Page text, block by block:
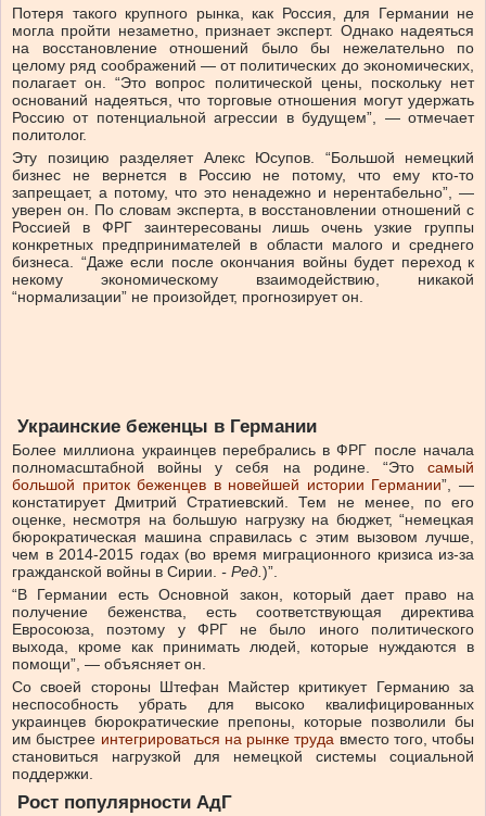
Потеря такого крупного рынка, как Россия, для Германии не
могла пройти незаметно, признает эксперт. Однако надеяться
на восстановление отношений было бы нежелательно по
целому ряд соображений — от политических до экономических,
полагает он. “Это вопрос политической цены, поскольку нет
оснований надеяться, что торговые отношения могут удержать
Россию от потенциальной агрессии в будущем”, — отмечает
политолог.
Эту позицию разделяет Алекс Юсупов. “Большой немецкий
бизнес не вернется в Россию не потому, что ему кто-то
запрещает, а потому, что это ненадежно и нерентабельно”, —
уверен он. По словам эксперта, в восстановлении отношений с
Россией в ФРГ заинтересованы лишь очень узкие группы
конкретных предпринимателей в области малого и среднего
бизнеса. “Даже если после окончания войны будет переход к
некому экономическому взаимодействию, никакой
“нормализации” не произойдет, прогнозирует он.
Украинские беженцы в Германии
Более миллиона украинцев перебрались в ФРГ после начала
полномасштабной войны у себя на родине. “Это самый
большой приток беженцев в новейшей истории Германии”, —
констатирует Дмитрий Стратиевский. Тем не менее, по его
оценке, несмотря на большую нагрузку на бюджет, “немецкая
бюрократическая машина справилась с этим вызовом лучше,
чем в 2014-2015 годах (во время миграционного кризиса из-за
гражданской войны в Сирии. - Ред. )”.
“В Германии есть Основной закон, который дает право на
получение беженства, есть соответствующая директива
Евросоюза, поэтому у ФРГ не было иного политического
выхода, кроме как принимать людей, которые нуждаются в
помощи”, — объясняет он.
Со своей стороны Штефан Майстер критикует Германию за
неспособность убрать для высоко квалифицированных
украинцев бюрократические препоны, которые позволили бы
им быстрее интегрироваться на рынке труда вместо того, чтобы
становиться нагрузкой для немецкой системы социальной
поддержки.
Рост популярности АдГ